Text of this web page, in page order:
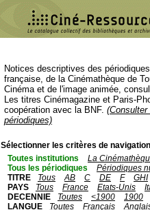
Notices descriptives des
française, de la Cinémathèque de
Cinéma et de l'image animée,
Les titres Cinémagazine et Paris-
coopération avec la BNF.
périodiques)
Sélectionner les critères de
Toutes institutions
La
Tous les périodiques
Périodiques
TITRE
Tous AB C DE F
GHI
PAYS
Tous France Etats-Unis
DECENNIE
Toutes <1900
1900
LANGUE
Toutes Français